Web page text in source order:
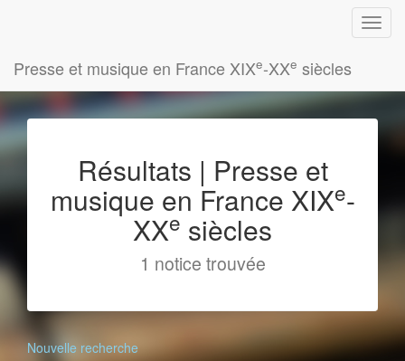
Presse et musique en France XIXe-XXe siècles
Résultats | Presse et
musique en France XIXe-
XXe siècles
1 notice trouvée
Nouvelle recherche